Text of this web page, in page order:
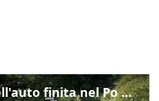
Torino, il recupero dell'auto finita nel Po durante un inseguimento